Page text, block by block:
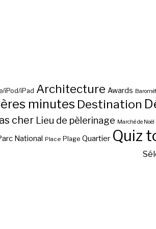
iPod/iPad Architecture Awards
minutes Destination
cher Lieu de pèlerinage Marché de Noël
National Place Plage Quartier Quiz